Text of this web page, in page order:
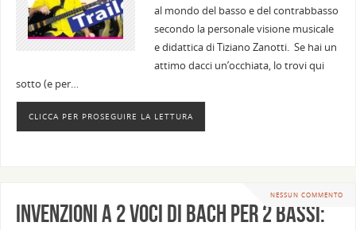
al mondo del basso e del contrabbasso
secondo la personale visione musicale
e didattica di Tiziano Zanotti. Se hai un
attimo dacci un’occhiata, lo trovi qui
sotto (e per…
CLICCA PER PROSEGUIRE LA LETTURA
NESSUN COMMENTO
Invenzioni a 2 voci di Bach per 2 bassi: